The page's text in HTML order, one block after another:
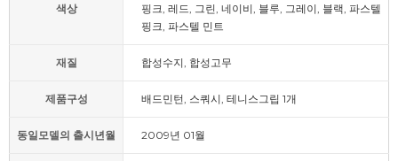
색상
핑크, 레드, 그린, 네이비, 블루, 그레이, 블랙, 파스텔
핑크, 파스텔 민트
재질 합성수지, 합성고무
제품구성 배드민턴, 스쿼시, 테니스그립 1개
동일모델의 출시년월 2009년 01월